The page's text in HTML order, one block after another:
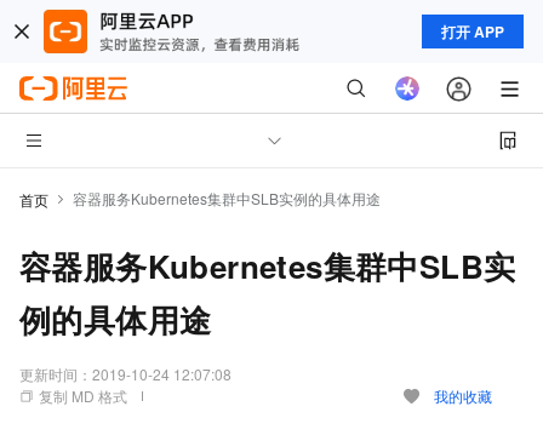
打开 APP
首页 容器服务Kubernetes集群中SLB实例的具体用途
容器服务Kubernetes集群中SLB实
例的具体用途
更新时间： 2019-10-24 12:07:08
复制 MD 格式
我的收藏